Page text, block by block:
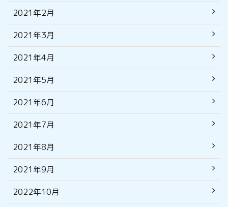
2021年2月
2021年3月
2021年4月
2021年5月
2021年6月
2021年7月
2021年8月
2021年9月
2022年10月